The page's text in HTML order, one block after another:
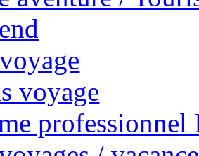
voyage